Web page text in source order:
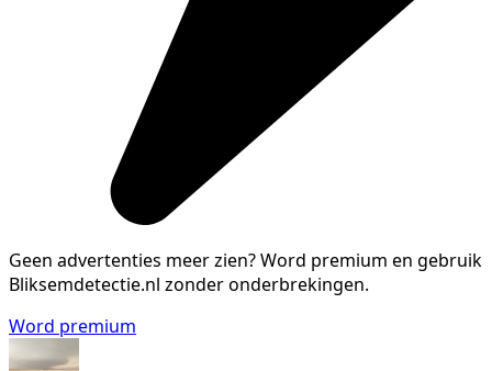
Geen advertenties meer zien?Word premium en gebruik
Bliksemdetectie.nl zonder onderbrekingen.
Word premium